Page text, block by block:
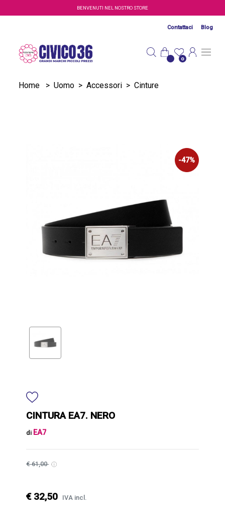
Salta al contenuto principaleBENVENUTI NEL NOSTRO STORE
Contattaci Blog
0
Home > Uomo > Accessori > Cinture
-47%
CINTURA EA7. NERO
di EA7
€ 61,00
€ 32,50 IVA incl.